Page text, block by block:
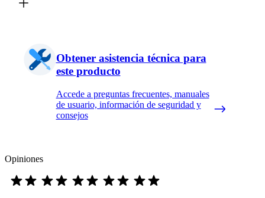
Obtener asistencia técnica para
este producto
Accede a preguntas frecuentes, manuales
de usuario, información de seguridad y
consejos
Opiniones